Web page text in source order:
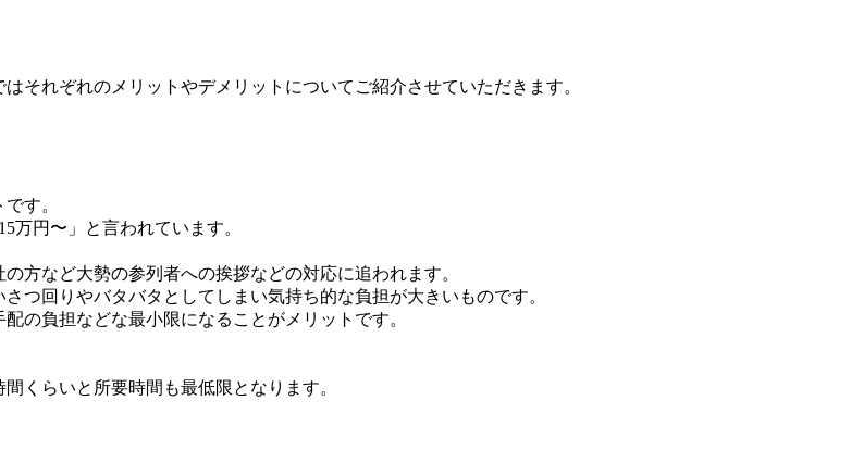
それぞれのメリットやデメリットについてご紹介させていただきます。
す。
万円〜」と言われています。
方など大勢の参列者への挨拶などの対応に追われます。
つ回りやバタバタとしてしまい気持ち的な負担が大きいものです。
の負担などな最小限になることがメリットです。
くらいと所要時間も最低限となります。